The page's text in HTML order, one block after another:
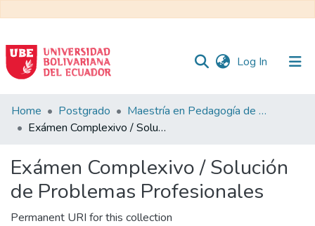
Log In (current)
Communities
&
All of DSpace
Home Postgrado
Maestría en Pedagogía de la Cultura Física - Mención en Educación Física Inclusiva
Exámen Complexivo / Solución de Problemas Profesionales
Exámen Complexivo / Solución
de Problemas Profesionales
Permanent URI for this collection